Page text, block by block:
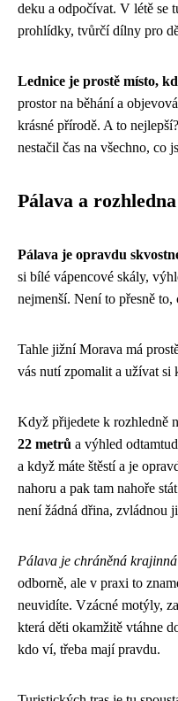
deku a odpočívat. V létě se
prohlídky, tvůrčí dílny pro
Lednice je prostě místo,
prostor na běhání a
krásné přírodě. A to
nestačil čas na všechno, co
Pálava a
Pálava je opravdu
si bílé vápencové skály,
nejmenší. Není to přesně
Tahle jižní Morava má
vás nutí zpomalit a užívat si
Když přijedete k rozhledně
22 metrů a výhled
a když máte štěstí a je
nahoru a pak tam nahoře
není žádná dřina, zvládnou
Pálava je chráněná
odborně, ale v praxi to
neuvidíte. Vzácné motýly,
která děti okamžitě vtáhne
kdo ví, třeba mají pravdu.